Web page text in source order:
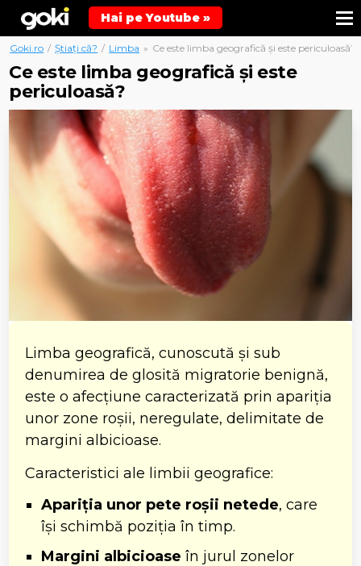
Hai pe Youtube »
Goki.ro / Știați că? / Limba » Ce este limba geografică și este periculoasă?
Ce este limba geografică și este
periculoasă?
Limba geografică, cunoscută și sub
denumirea de glosită migratorie benignă,
este o afecțiune caracterizată prin apariția
unor zone roșii, neregulate, delimitate de
margini albicioase.
Caracteristici ale limbii geografice:
Apariția unor pete roșii netede, care
își schimbă poziția în timp.
Margini albicioase în jurul zonelor